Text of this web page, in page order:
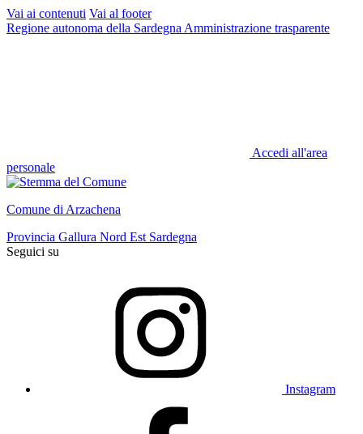
Vai ai contenuti Vai al footer
Regione autonoma della Sardegna Amministrazione trasparente
Accedi all'area
personale
Comune di Arzachena
Provincia Gallura Nord Est Sardegna
Seguici su
Instagram